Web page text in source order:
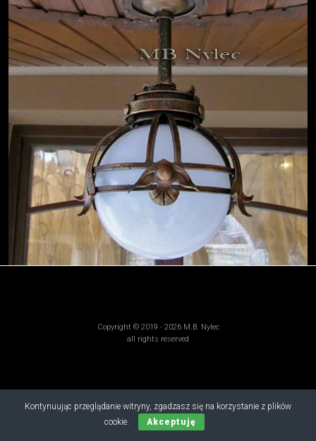
Kontynuując przeglądanie witryny, zgadzasz się na korzystanie z plików
cookie.
Akceptuję
Copyright © 2019 - 2026 M.B. Nylec
all rights reserved